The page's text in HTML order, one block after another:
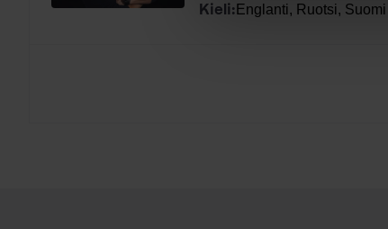
Kieli: Englanti, Ruotsi, Suomi